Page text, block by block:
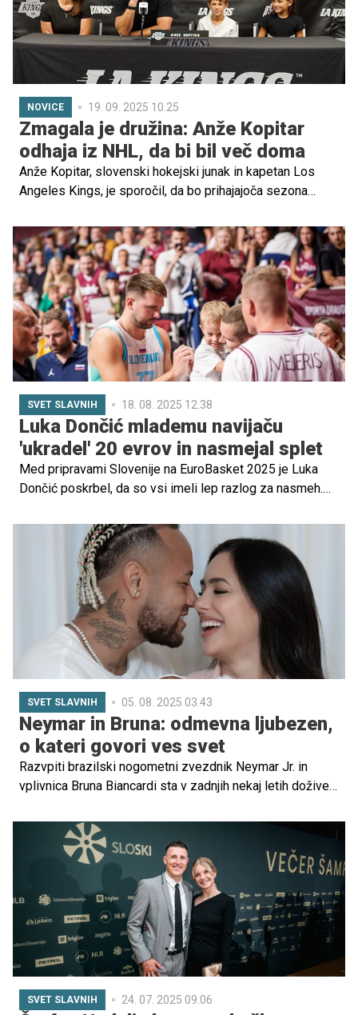
NOVICE 19. 09. 2025 10.25
Zmagala je družina: Anže Kopitar
odhaja iz NHL, da bi bil več doma
Anže Kopitar, slovenski hokejski junak in kapetan Los
Angeles Kings, je sporočil, da bo prihajajoča sezona
pogovorih z družino je sprejel težko odločitev ter dodal,
da bo tako lahko bolj prisoten za svoje najbližje.
SVET SLAVNIH 18. 08. 2025 12.38
Luka Dončić mlademu navijaču
'ukradel' 20 evrov in nasmejal splet
Med pripravami Slovenije na EuroBasket 2025 je Luka
Dončić poskrbel, da so vsi imeli lep razlog za nasmeh.
mladega navijača, ki je osvojil srca številnih.
SVET SLAVNIH 05. 08. 2025 03.43
Neymar in Bruna: odmevna ljubezen,
o kateri govori ves svet
Razvpiti brazilski nogometni zvezdnik Neymar Jr. in
vplivnica Bruna Biancardi sta v zadnjih nekaj letih doživela
javnih škandalov ter nepozabnih družinskih trenutkov.
SVET SLAVNIH 24. 07. 2025 09.06